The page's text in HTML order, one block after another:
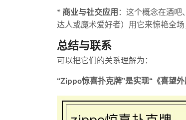
* 商业与社交应用 ：这个概念在酒
达人或魔术爱好者）用它来惊艳全场
总结与联系
可以把它们的关系理解为：
“Zippo惊喜扑克牌”是实现“《喜望